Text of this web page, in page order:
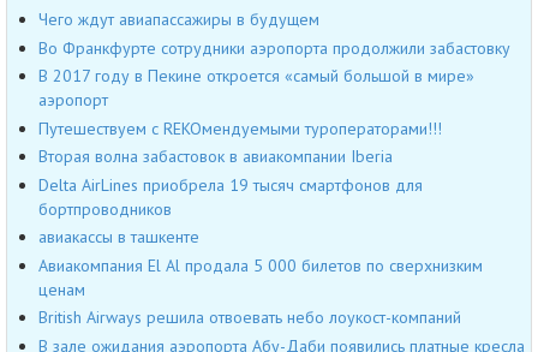
Чего ждут авиапассажиры в будущем
Во Франкфурте сотрудники аэропорта продолжили забастовку
В 2017 году в Пекине откроется «самый большой в мире»
аэропорт
Путешествуем с REKOмендуемыми туроператорами!!!
Вторая волна забастовок в авиакомпании Iberia
Delta AirLines приобрела 19 тысяч смартфонов для
бортпроводников
авиакассы в ташкенте
Авиакомпания El Al продала 5 000 билетов по сверхнизким
ценам
British Airways решила отвоевать небо лоукост-компаний
В зале ожидания аэропорта Абу-Даби появились платные кресла